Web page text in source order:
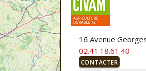
16 Avenue
02.41.18.61.40
CONTACTER